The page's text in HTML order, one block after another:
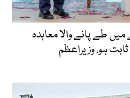
طے پانے والا معاہدہ
ہو، وزیراعظم